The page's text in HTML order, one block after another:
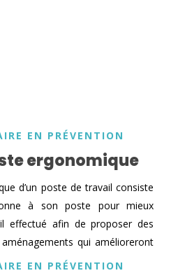
EN PRÉVENTION
ergonomique
d’un poste de travail consiste
à son poste pour mieux
effectué afin de proposer des
qui amélioreront
EN PRÉVENTION